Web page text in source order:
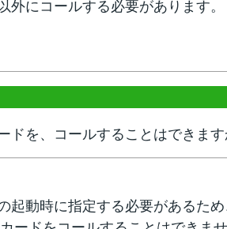
にコールする必要があります。
ドを、コールすることはできます
起動時に指定する必要があるた